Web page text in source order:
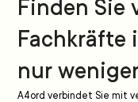
Finden Sie
Fachkräfte
nur
A4ord verbindet Sie mit